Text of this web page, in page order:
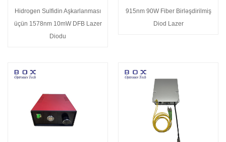
Hidrogen Sulfidin Aşkarlanması
üçün 1578nm 10mW DFB Lazer
Diodu
915nm 90W Fiber Birləşdirilmiş
Diod Lazer